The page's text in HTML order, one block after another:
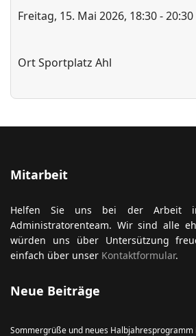
Freitag, 15. Mai 2026, 18:30 - 20:30
OrtSportplatz Ahl
Mitarbeit
Helfen Sie uns bei der Arbeit
Administratorenteam. Wir sind alle
würden uns über Untersützung
einfach über unser Kontaktformular.
Neue Beiträge
Sommergrüße und neues